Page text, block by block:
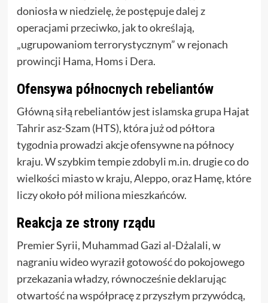
doniosła w niedzielę, że postępuje dalej z
operacjami przeciwko, jak to określają,
„ugrupowaniom terrorystycznym” w rejonach
prowincji Hama, Homs i Dera.
Ofensywa północnych rebeliantów
Główną siłą rebeliantów jest islamska grupa Hajat
Tahrir asz-Szam (HTS), która już od półtora
tygodnia prowadzi akcje ofensywne na północy
kraju. W szybkim tempie zdobyli m.in. drugie co do
wielkości miasto w kraju, Aleppo, oraz Hamę, które
liczy około pół miliona mieszkańców.
Reakcja ze strony rządu
Premier Syrii, Muhammad Gazi al-Dżalali, w
nagraniu wideo wyraził gotowość do pokojowego
przekazania władzy, równocześnie deklarując
otwartość na współpracę z przyszłym przywódcą,